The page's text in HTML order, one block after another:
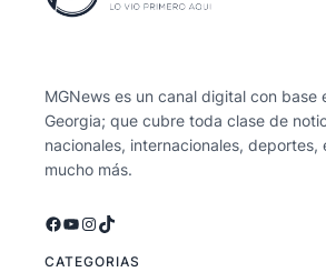
MGNews es un canal digital con base
Georgia; que cubre toda clase de
nacionales, internacionales, deportes,
mucho más.
Facebook
YouTube
Instagram
TikTok
CATEGORIAS